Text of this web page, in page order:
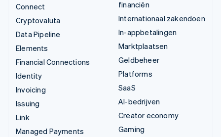
Connect
Cryptovaluta
Data Pipeline
Elements
Financial Connections
Identity
Invoicing
Issuing
Link
Managed Payments
financiën
Internationaal zakendoen
In-appbetalingen
Marktplaatsen
Geldbeheer
Platforms
SaaS
AI-bedrijven
Creator economy
Gaming